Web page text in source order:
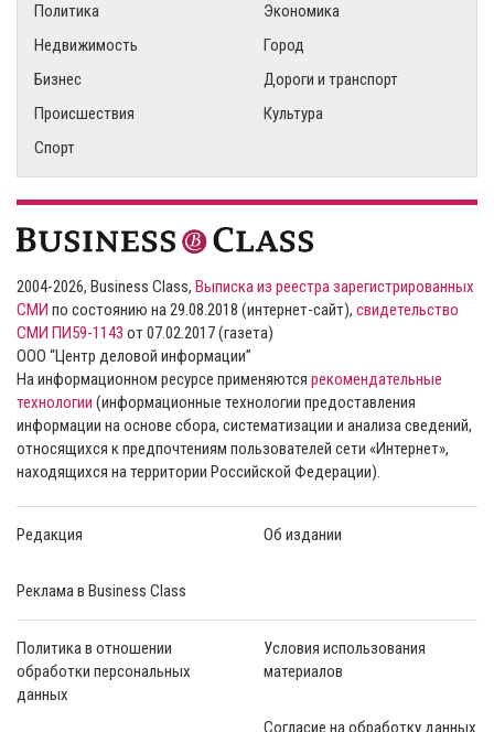
Политика
Экономика
Недвижимость
Город
Бизнес
Дороги и транспорт
Происшествия
Культура
Спорт
2004-2026, Business Class, Выписка из реестра зарегистрированных
СМИ по состоянию на 29.08.2018 (интернет-сайт), свидетельство
СМИ ПИ59-1143 от 07.02.2017 (газета)
ООО “Центр деловой информации”
На информационном ресурсе применяются рекомендательные
технологии (информационные технологии предоставления
информации на основе сбора, систематизации и анализа сведений,
относящихся к предпочтениям пользователей сети «Интернет»,
находящихся на территории Российской Федерации).
Редакция Об издании
Реклама в Business Class
Политика в отношении
обработки персональных
данных
Условия использования
материалов
Согласие на обработку данных